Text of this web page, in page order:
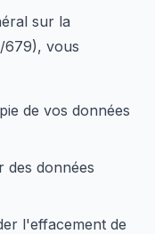
sur la
679), vous
de vos données
des données
l'effacement de